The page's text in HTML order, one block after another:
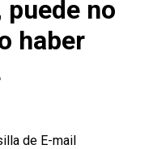
no
haber
de E-mail